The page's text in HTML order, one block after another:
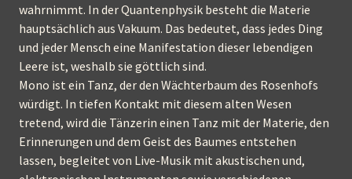
wahrnimmt. In der Quantenphysik besteht die Materie
hauptsächlich aus Vakuum. Das bedeutet, dass jedes Ding
und jeder Mensch eine Manifestation dieser lebendigen
Leere ist, weshalb sie göttlich sind.
Mono ist ein Tanz, der den Wächterbaum des Rosenhofs
würdigt. In tiefen Kontakt mit diesem alten Wesen
tretend, wird die Tänzerin einen Tanz mit der Materie, den
Erinnerungen und dem Geist des Baumes entstehen
lassen, begleitet von Live-Musik mit akustischen und,